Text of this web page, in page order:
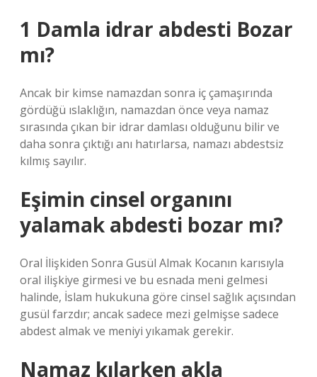
1 Damla idrar abdesti Bozar
mı?
Ancak bir kimse namazdan sonra iç çamaşırında
gördüğü ıslaklığın, namazdan önce veya namaz
sırasında çıkan bir idrar damlası olduğunu bilir ve
daha sonra çıktığı anı hatırlarsa, namazı abdestsiz
kılmış sayılır.
Eşimin cinsel organını
yalamak abdesti bozar mı?
Oral İlişkiden Sonra Gusül Almak Kocanın karısıyla
oral ilişkiye girmesi ve bu esnada meni gelmesi
halinde, İslam hukukuna göre cinsel sağlık açısından
gusül farzdır; ancak sadece mezi gelmişse sadece
abdest almak ve meniyi yıkamak gerekir.
Namaz kılarken akla